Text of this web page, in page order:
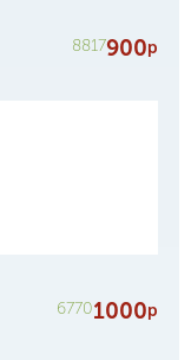
8817900р
67701000р